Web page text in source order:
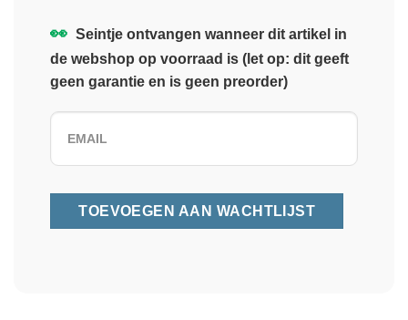
👀 Seintje ontvangen wanneer dit artikel in
de webshop op voorraad is (let op: dit geeft
geen garantie en is geen preorder)